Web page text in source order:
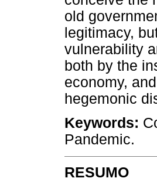
old
legitimacy,
vulnerability
both by the
economy,
hegemonic
Keywords:
Pandemic.
RESUMO